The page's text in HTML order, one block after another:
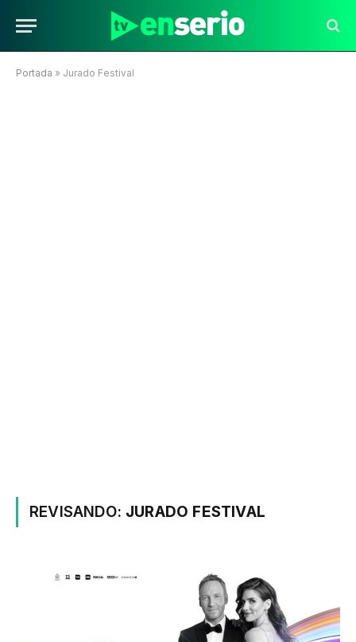
Portada » Jurado Festival
REVISANDO: JURADO FESTIVAL